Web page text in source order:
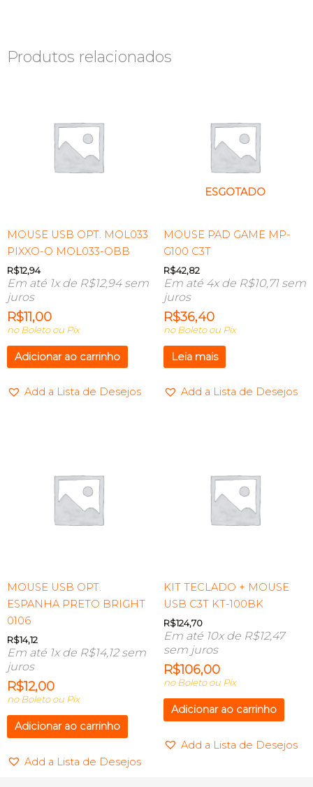
Produtos relacionados
MOUSE USB OPT. MOL033
PIXXO-O MOL033-OBB
R$12,94
Em até 1x de R$12,94sem
juros
R$11,00
no Boleto ou Pix
Adicionar ao carrinho
Add a Lista de Desejos
ESGOTADO
MOUSE PAD GAME MP-
G100 C3T
R$42,82
Em até 4x de R$10,71sem
juros
R$36,40
no Boleto ou Pix
Leia mais
Add a Lista de Desejos
MOUSE USB OPT.
ESPANHA PRETO BRIGHT
0106
R$14,12
Em até 1x de R$14,12sem
juros
R$12,00
no Boleto ou Pix
Adicionar ao carrinho
Add a Lista de Desejos
KIT TECLADO + MOUSE
USB C3T KT-100BK
R$124,70
Em até 10x de R$12,47
sem juros
R$106,00
no Boleto ou Pix
Adicionar ao carrinho
Add a Lista de Desejos